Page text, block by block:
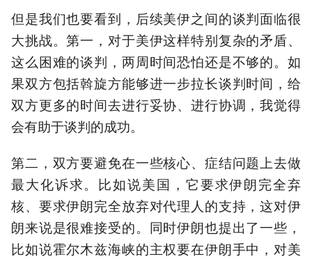
但是我们也要看到，后续美伊之间的谈判面临很
大挑战。第一，对于美伊这样特别复杂的矛盾、
这么困难的谈判，两周时间恐怕还是不够的。如
果双方包括斡旋方能够进一步拉长谈判时间，给
双方更多的时间去进行妥协、进行协调，我觉得
会有助于谈判的成功。
第二，双方要避免在一些核心、症结问题上去做
最大化诉求。比如说美国，它要求伊朗完全弃
核、要求伊朗完全放弃对代理人的支持，这对伊
朗来说是很难接受的。同时伊朗也提出了一些，
比如说霍尔木兹海峡的主权要在伊朗手中，对美